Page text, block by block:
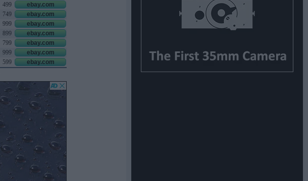
499
ebay.com
749
ebay.com
999
ebay.com
899
ebay.com
799
ebay.com
999
ebay.com
599
ebay.com